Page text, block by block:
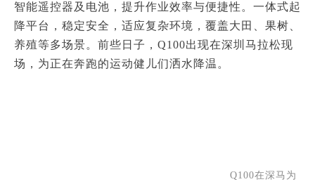
智能遥控器及电池，提升作业效率与便捷性。 一体式起
降平台，稳定安全，适应复杂环境，覆盖大田、果树、
养殖等多场景。 前些日子，Q100出现在深圳马拉松现
场，为正在奔跑的运动健儿们洒水降温。
Q100在深马为